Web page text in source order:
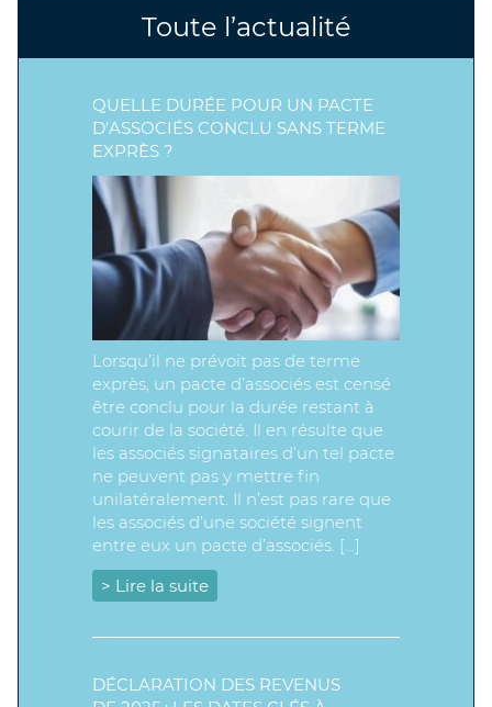
Toute l’actualité
QUELLE DURÉE POUR UN PACTE
D’ASSOCIÉS CONCLU SANS TERME
EXPRÈS ?
Lorsqu’il ne prévoit pas de terme
exprès, un pacte d’associés est censé
être conclu pour la durée restant à
courir de la société. Il en résulte que
les associés signataires d’un tel pacte
ne peuvent pas y mettre fin
unilatéralement. Il n’est pas rare que
les associés d’une société signent
entre eux un pacte d’associés. […]
> Lire la suite
DÉCLARATION DES REVENUS